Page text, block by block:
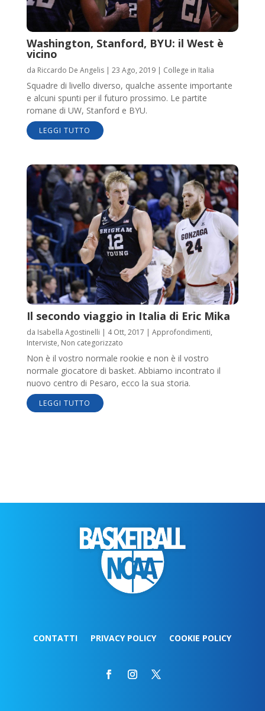
Washington, Stanford, BYU: il West è
vicino
da Riccardo De Angelis| 23 Ago, 2019| College in Italia
Squadre di livello diverso, qualche assente importante
e alcuni spunti per il futuro prossimo. Le partite
romane di UW, Stanford e BYU.
LEGGI TUTTO
Il secondo viaggio in Italia di Eric Mika
da Isabella Agostinelli | 4 Ott, 2017 | Approfondimenti,
Interviste, Non categorizzato
Non è il vostro normale rookie e non è il vostro
normale giocatore di basket. Abbiamo incontrato il
nuovo centro di Pesaro, ecco la sua storia.
LEGGI TUTTO
CONTATTI PRIVACY POLICY COOKIE POLICY